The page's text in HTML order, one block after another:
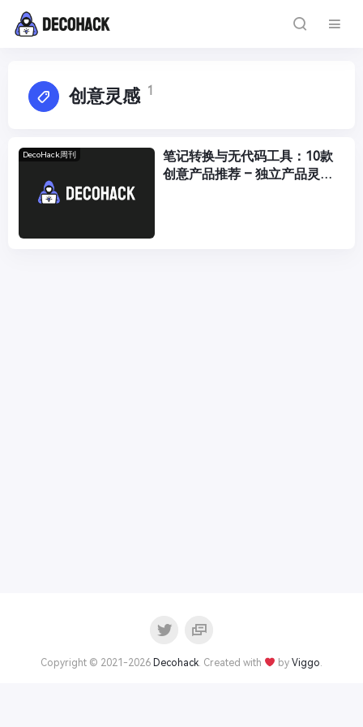
创意灵感 1
DecoHack周刊
笔记转换与无代码工具：10款
创意产品推荐 – 独立产品灵感
Copyright © 2021-2026 Decohack. Created with by Viggo.